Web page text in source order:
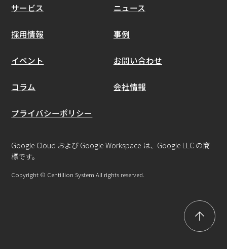
サービス ニュース
採用情報 事例
イベント お問い合わせ
コラム 会社情報
プライバシーポリシー
Google Cloud および Google Workspace は、Google LLC の商
標です。
Copyright © Centillion System All rights reserved.